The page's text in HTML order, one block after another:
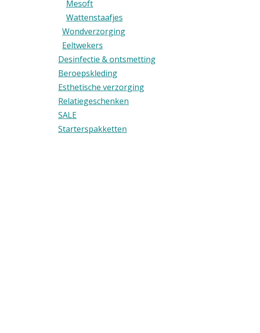
Mesoft
Wattenstaafjes
Wondverzorging
Eeltwekers
Desinfectie & ontsmetting
Beroepskleding
Esthetische verzorging
Relatiegeschenken
SALE
Starterspakketten